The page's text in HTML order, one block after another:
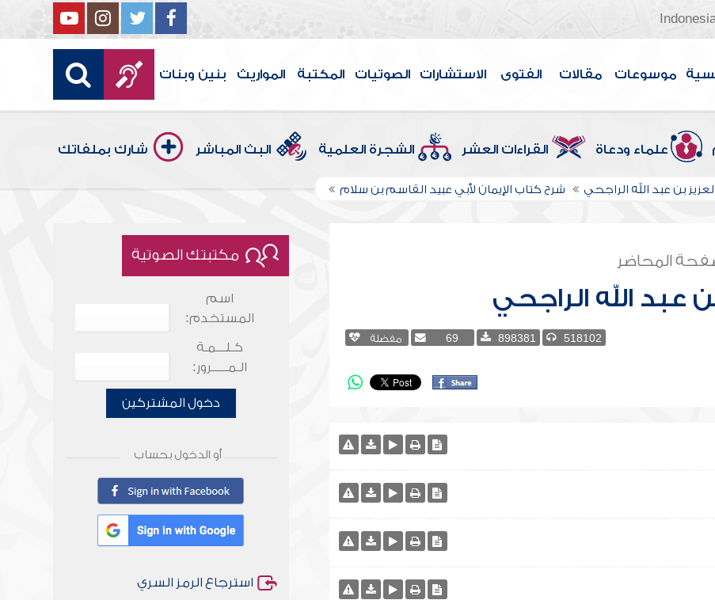
موسوعات مقالات الفتوى الاستشارات الصوتيات المكتبة المواريث بنين وبنات
علماء ودعاة القراءات العشر الشجرة العلمية البث المباشر شارك بملفاتك
بن عبد الله الراجحي شرح كتاب الإيمان لأبي عبيد القاسم بن سلام
المحاضر
عبد الله الراجحي
518102
898381
69 مفضلة
مكتبتك الصوتية
اسم
المستخدم:
كـلـــمـة
الـمـــــرور:
دخول المشتركين
أو الدخول بحساب
استرجاع الرمز السري